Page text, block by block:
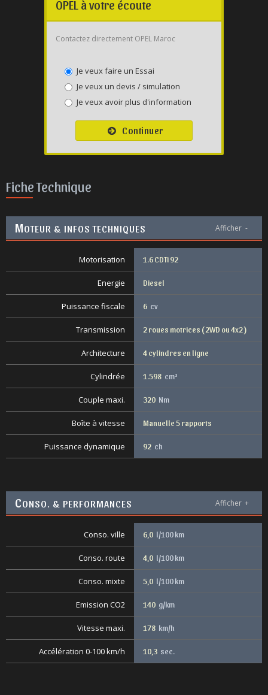
OPEL à votre écoute
Contactez directement OPEL Maroc
Je veux faire un Essai
Je veux un devis / simulation
Je veux avoir plus d'information
Continuer
Fiche Technique
MOTEUR & INFOS TECHNIQUES Afficher -
Motorisation 1.6 CDTi 92
Energie Diesel
Puissance fiscale 6 cv
Transmission 2 roues motrices ( 2WD ou 4x2 )
Architecture 4 cylindres en ligne
Cylindrée 1.598 cm³
Couple maxi. 320 Nm
Boîte à vitesse Manuelle 5 rapports
Puissance dynamique 92 ch
CONSO. & PERFORMANCES Afficher +
Conso. ville 6,0 l/100 km
Conso. route 4,0 l/100 km
Conso. mixte 5,0 l/100 km
Emission CO2 140 g/km
Vitesse maxi. 178 km/h
Accélération 0-100 km/h 10,3 sec.